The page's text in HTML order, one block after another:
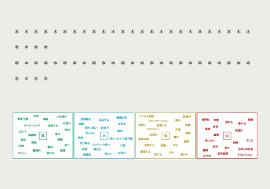
＊＊＊＊＊＊＊＊＊＊＊＊＊＊＊＊＊＊＊＊＊＊＊＊＊
＊＊＊＊
＊＊＊＊＊＊＊＊＊＊＊＊＊＊＊＊＊＊＊＊＊＊＊＊＊
＊＊＊＊